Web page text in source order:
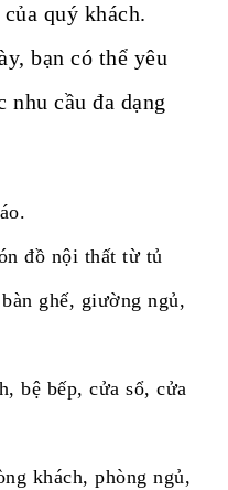
quý khách.
bạn có thể yêu
nhu cầu đa dạng
đồ nội thất từ tủ
ghế, giường ngủ,
bệ bếp, cửa sổ, cửa
khách, phòng ngủ,